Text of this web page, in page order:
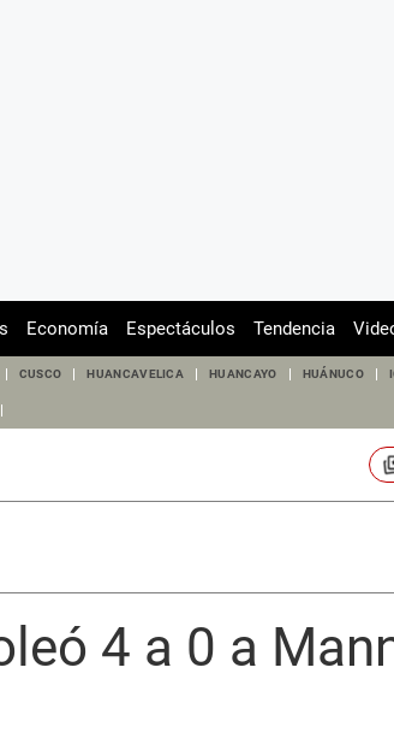
Economía Espectáculos Tendencia
CUSCO HUANCAVELICA HUANCAYO HUÁNUCO
4 a 0 a